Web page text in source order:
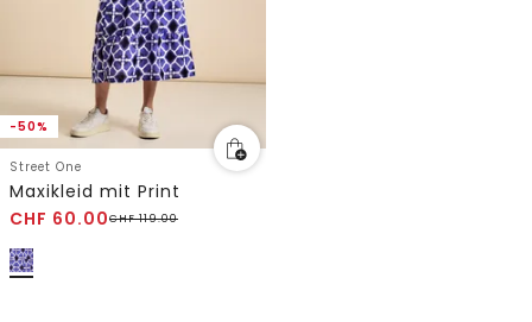
-50%
Street One
Maxikleid mit Print
CHF 60.00CHF119.00